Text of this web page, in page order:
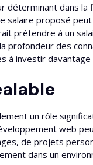
déterminant dans la
salaire proposé
prétendre à un
profondeur des
investir davantage
un rôle
web
de projets
dans un